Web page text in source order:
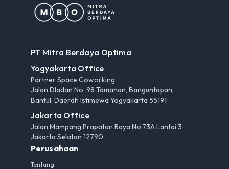
PT Mitra Berdaya Optima
Yogyakarta Office
Partner Space Coworking
Jalan Dladan No. 98 Tamanan, Banguntapan,
Bantul, Daerah Istimewa Yogyakarta 55191
Jakarta Office
Jalan Mampang Prapatan Raya No.73A Lantai 3
Jakarta Selatan 12790
Perusahaan
Tentang